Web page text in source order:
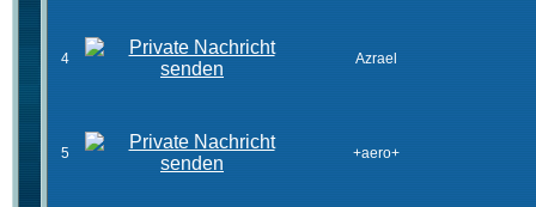
4 Azrael
5 +aero+